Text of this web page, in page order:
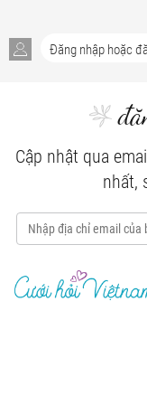
Cập nhật qua
nhất,